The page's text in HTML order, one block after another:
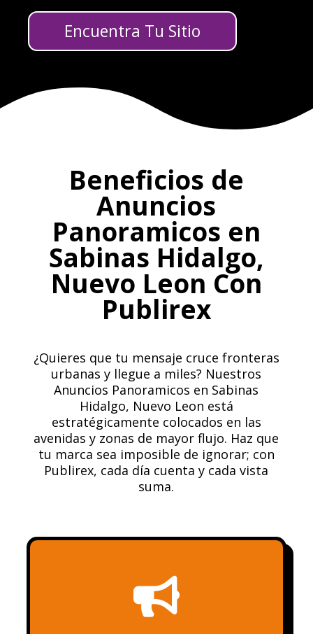
Encuentra Tu Sitio
Beneficios de
Anuncios
Panoramicos en
Sabinas Hidalgo,
Nuevo Leon Con
Publirex
¿Quieres que tu mensaje cruce fronteras
urbanas y llegue a miles? Nuestros
Anuncios Panoramicos en Sabinas
Hidalgo, Nuevo Leon está
estratégicamente colocados en las
avenidas y zonas de mayor flujo. Haz que
tu marca sea imposible de ignorar; con
Publirex, cada día cuenta y cada vista
suma.
